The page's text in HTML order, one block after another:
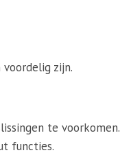
zijn.
te voorkomen.
functies.